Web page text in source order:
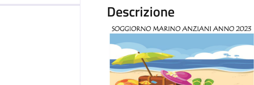
Descrizione